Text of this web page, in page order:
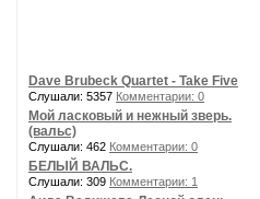
Dave Brubeck Quartet - Take Five
Слушали: 5357 Комментарии: 0
Мой ласковый и нежный зверь.
(вальс)
Слушали: 462 Комментарии: 0
БЕЛЫЙ ВАЛЬС.
Слушали: 309 Комментарии: 1